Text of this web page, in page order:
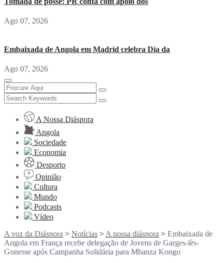
Ago 07, 2026
Embaixada de Angola em Madrid celebra Dia da
Ago 07, 2026
A Nossa Diáspora
Angola
Sociedade
Economia
Desporto
Opinião
Cultura
Mundo
Podcasts
Vídeo
A voz da Diáspora > Notícias > A nossa diáspora > Embaixada de
Angola em França recebe delegação de Jovens de Garges-lès-
Gonesse após Campanha Solidária para Mbanza Kongo